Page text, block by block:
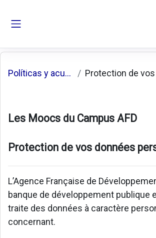
Políticas y acuerdos
Les Moocs du Campus AFD
Protection de vos données
L’Agence Française de
banque de développement publique
traite des données à caractère
concernant.